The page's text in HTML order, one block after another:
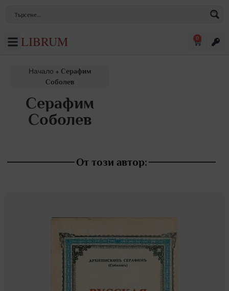
LIBRUM 0
Начало » Серафим
Соболев
Серафим
Соболев
От този автор: